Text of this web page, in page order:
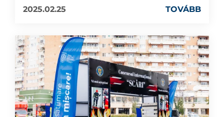
2025.02.25
TOVÁBB